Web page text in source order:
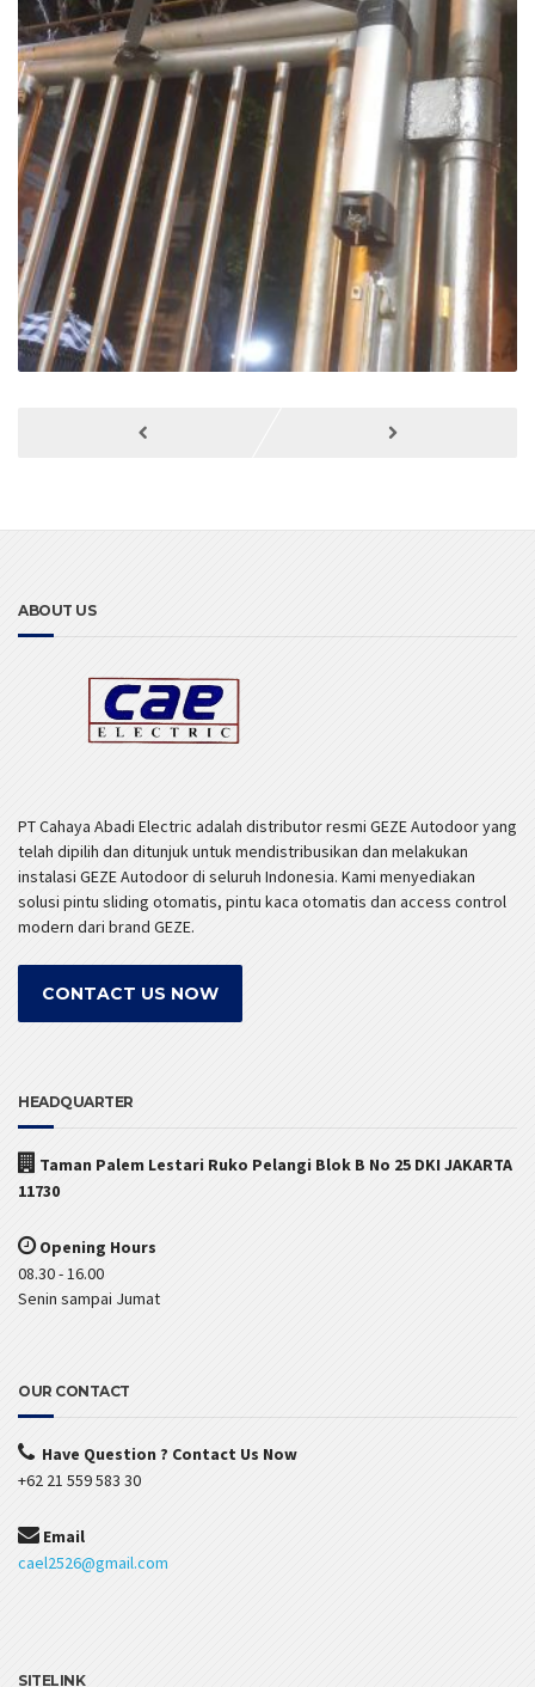
ABOUT US
PT Cahaya Abadi Electric adalah distributor resmi GEZE Autodoor yang
telah dipilih dan ditunjuk untuk mendistribusikan dan melakukan
instalasi GEZE Autodoor di seluruh Indonesia. Kami menyediakan
solusi pintu sliding otomatis, pintu kaca otomatis dan access control
modern dari brand GEZE.
CONTACT US NOW
HEADQUARTER
Taman Palem Lestari Ruko Pelangi Blok B No 25 DKI JAKARTA
11730
Opening Hours
08.30 - 16.00
Senin sampai Jumat
OUR CONTACT
Have Question ? Contact Us Now
+62 21 559 583 30
Email
cael2526@gmail.com
SITELINK